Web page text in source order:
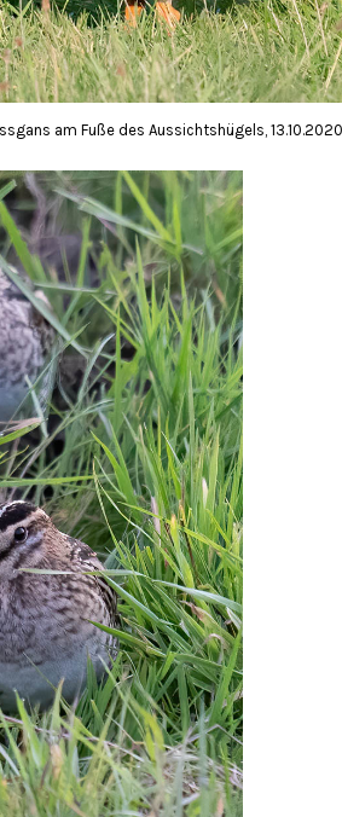
am Fuße des Aussichtshügels,